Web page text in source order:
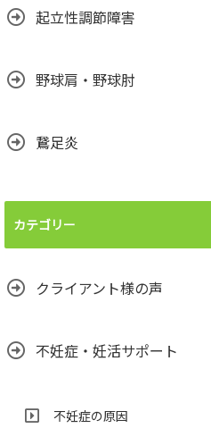
起立性調節障害
野球肩・野球肘
鵞足炎
カテゴリー
クライアント様の声
不妊症・妊活サポート
不妊症の原因